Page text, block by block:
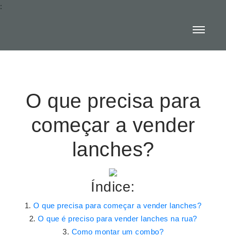
:
O que precisa para
começar a vender
lanches?
Índice:
O que precisa para começar a vender lanches?
O que é preciso para vender lanches na rua?
Como montar um combo?